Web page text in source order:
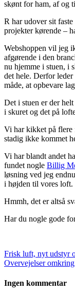
skønt for ham, af og
R har udover sit faste
projekter kørende –
Webshoppen vil jeg
afgørende i den
nu hjemme i stuen, i
det hele. Derfor
måde, at opbevare
Det i stuen er der
i skuret og det på
Vi har kikket på flere
stadig ikke kommet
Vi har blandt andet
fundet nogle Billig
løsning ved jeg
i højden til vores loft.
Hmmh, det er altså
Har du nogle gode
Frisk luft, nyt udstyr
Overvejelser
Ingen kommentar